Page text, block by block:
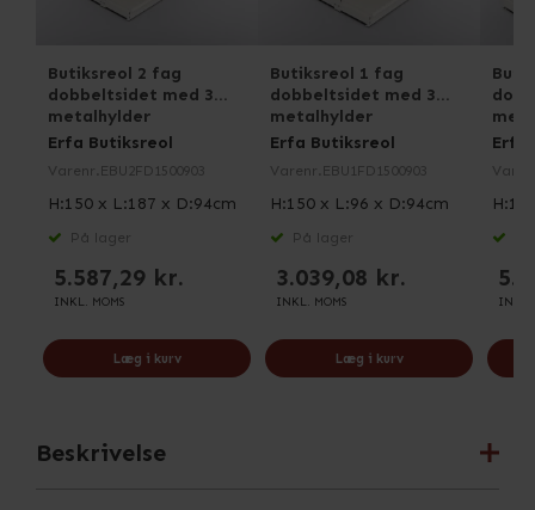
Butiksreol 2 fag
dobbeltsidet med 3
metalhylder
Erfa Butiksreol
Varenr. EBU2FD1500903
H:150 x L:187 x D:94cm
På lager
5.587,29 kr.
INKL. MOMS
Læg i kurv
Butiksreol 1 fag
dobbeltsidet med 3
metalhylder
Erfa Butiksreol
Varenr. EBU1FD1500903
H:150 x L:96 x D:94cm
På lager
3.039,08 kr.
INKL. MOMS
Læg i kurv
Erfa
INKL.
Beskrivelse